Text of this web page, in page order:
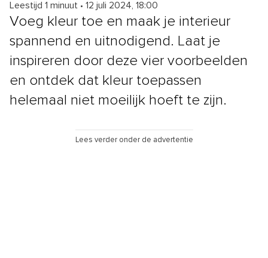
Leestijd 1 minuut • 12 juli 2024, 18:00
Voeg kleur toe en maak je interieur
spannend en uitnodigend. Laat je
inspireren door deze vier voorbeelden
en ontdek dat kleur toepassen
helemaal niet moeilijk hoeft te zijn.
Lees verder onder de advertentie